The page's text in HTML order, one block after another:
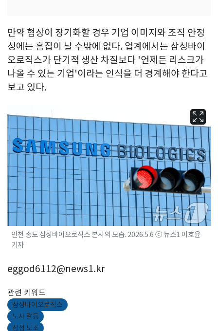
만약 협상이 장기화할 경우 기업 이미지와 조직 안정
성에는 흠집이 날 수밖에 없다. 업계에서는 삼성바이
오로직스가 단기적 생산 차질보다 '언제든 리스크가
나올 수 있는 기업'이라는 인식을 더 경계해야 한다고
보고 있다.
인천 송도 삼성바이오로직스 본사의 모습. 2026.5.6 ⓒ 뉴스1 이호윤
기자
eggod6112@news1.kr
관련 키워드
삼성바이오로직스
노사 갈등
삼성 노조